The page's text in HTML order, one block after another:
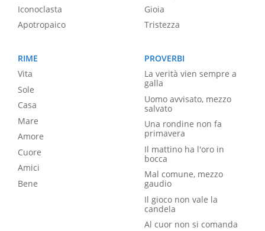
Iconoclasta
Apotropaico
Gioia
Tristezza
RIME
Vita
Sole
Casa
Mare
Amore
Cuore
Amici
Bene
PROVERBI
La verità vien sempre a
galla
Uomo avvisato, mezzo
salvato
Una rondine non fa
primavera
Il mattino ha l'oro in
bocca
Mal comune, mezzo
gaudio
Il gioco non vale la
candela
Al cuor non si comanda